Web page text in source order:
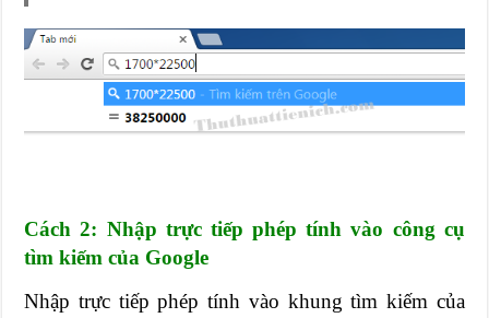
Cách 2: Nhập trực tiếp phép tính vào công cụ
tìm kiếm của Google
Nhập trực tiếp phép tính vào khung tìm kiếm của